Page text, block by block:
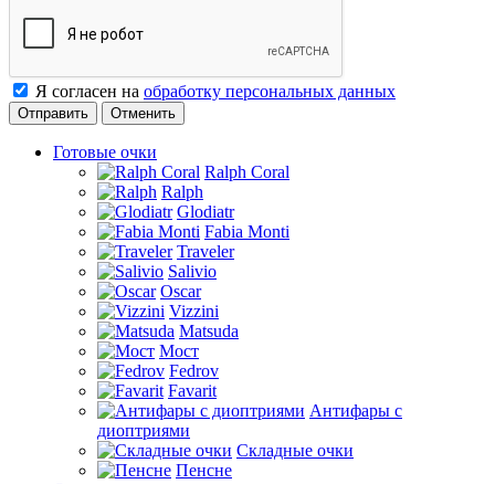
Я согласен на обработку персональных данных
Отменить
Готовые очки
Ralph Coral
Ralph
Glodiatr
Fabia Monti
Traveler
Salivio
Oscar
Vizzini
Matsuda
Мост
Fedrov
Favarit
Антифары с
диоптриями
Складные очки
Пенсне